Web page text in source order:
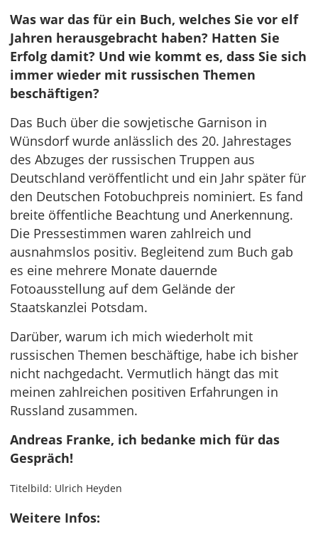
Was war das für ein Buch, welches Sie vor elf
Jahren herausgebracht haben? Hatten Sie
Erfolg damit? Und wie kommt es, dass Sie sich
immer wieder mit russischen Themen
beschäftigen?
Das Buch über die sowjetische Garnison in
Wünsdorf wurde anlässlich des 20. Jahrestages
des Abzuges der russischen Truppen aus
Deutschland veröffentlicht und ein Jahr später für
den Deutschen Fotobuchpreis nominiert. Es fand
breite öffentliche Beachtung und Anerkennung.
Die Pressestimmen waren zahlreich und
ausnahmslos positiv. Begleitend zum Buch gab
es eine mehrere Monate dauernde
Fotoausstellung auf dem Gelände der
Staatskanzlei Potsdam.
Darüber, warum ich mich wiederholt mit
russischen Themen beschäftige, habe ich bisher
nicht nachgedacht. Vermutlich hängt das mit
meinen zahlreichen positiven Erfahrungen in
Russland zusammen.
Andreas Franke, ich bedanke mich für das
Gespräch!
Titelbild: Ulrich Heyden
Weitere Infos: